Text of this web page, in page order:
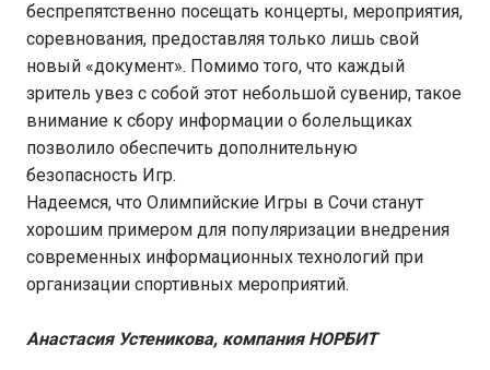
беспрепятственно посещать концерты, мероприятия,
соревнования, предоставляя только лишь свой
новый «документ». Помимо того, что каждый
зритель увез с собой этот небольшой сувенир, такое
внимание к сбору информации о болельщиках
позволило обеспечить дополнительную
безопасность Игр.
Надеемся, что Олимпийские Игры в Сочи станут
хорошим примером для популяризации внедрения
современных информационных технологий при
организации спортивных мероприятий.
Анастасия Устеникова, компания НОРБИТ